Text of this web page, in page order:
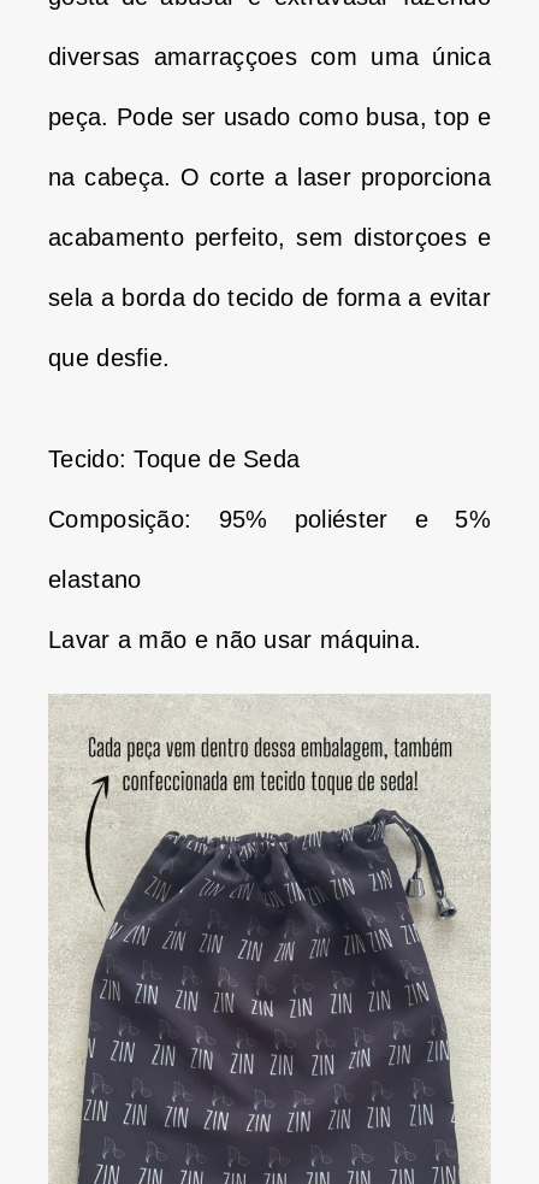
diversas amarraççoes com uma única
peça. Pode ser usado como busa, top e
na cabeça. O corte a laser proporciona
acabamento perfeito, sem distorçoes e
sela a borda do tecido de forma a evitar
que desfie.
Tecido: Toque de Seda
Composição: 95% poliéster e 5%
elastano
Lavar a mão e não usar máquina.